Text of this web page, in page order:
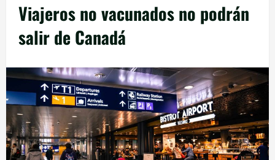
Viajeros no vacunados no podrán
salir de Canadá